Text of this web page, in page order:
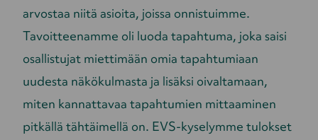
arvostaa niitä asioita, joissa onnistuimme.
Tavoitteenamme oli luoda tapahtuma, joka saisi
osallistujat miettimään omia tapahtumiaan
uudesta näkökulmasta ja lisäksi oivaltamaan,
miten kannattavaa tapahtumien mittaaminen
pitkällä tähtäimellä on. EVS-kyselymme tulokset